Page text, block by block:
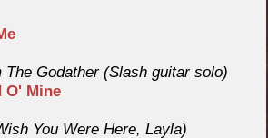
The Godather (Slash guitar solo)
O' Mine
You Were Here, Layla)